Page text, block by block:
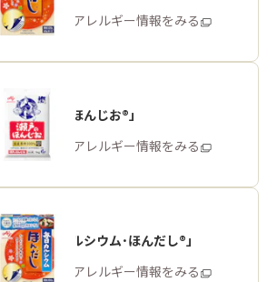
商品・アレルギー情報をみる
「瀬戸のほんじお®」
商品・アレルギー情報をみる
「毎日カルシウム･ほんだし®」
商品・アレルギー情報をみる